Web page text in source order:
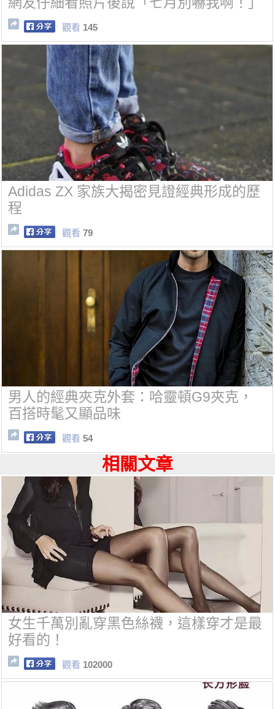
觀看 145
Adidas ZX 家族大揭密見證經典形成的歷
程
觀看 79
男人的經典夾克外套：哈靈頓G9夾克，
百搭時髦又顯品味
觀看 54
相關文章
女生千萬別亂穿黑色絲襪，這樣穿才是最
好看的！
觀看 102000